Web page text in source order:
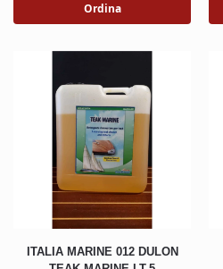
Ordina
ITALIA MARINE 012 DULON